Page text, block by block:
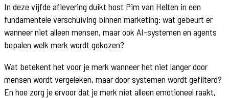
In deze vijfde aflevering duikt host Pim van Helten in een
fundamentele verschuiving binnen marketing: wat gebeurt er
wanneer niet alleen mensen, maar ook AI-systemen en agents
bepalen welk merk wordt gekozen?
Wat betekent het voor je merk wanneer het niet langer door
mensen wordt vergeleken, maar door systemen wordt gefilterd?
En hoe zorg je ervoor dat je merk niet alleen emotioneel raakt,